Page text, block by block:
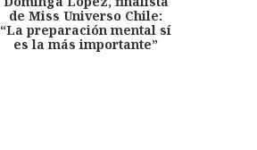
de Miss Universo Chile:
“La preparación mental sí
es la más importante”